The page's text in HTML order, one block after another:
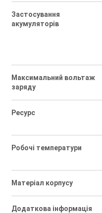
Застосування
акумуляторів
Максимальний вольтаж
заряду
Ресурс
Робочі температури
Матеріал корпусу
Додаткова інформація